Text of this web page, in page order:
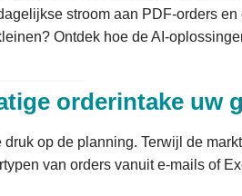
stroom aan PDF-orders
Ontdek hoe de AI-
orderintake uw
op de planning. Terwijl de
van orders vanuit e-mails of